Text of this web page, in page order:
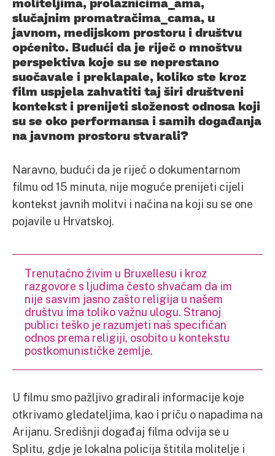
slučajnim promatračima_cama, u
javnom, medijskom prostoru i društvu
općenito. Budući da je riječ o mnoštvu
perspektiva koje su se neprestano
suočavale i preklapale, koliko ste kroz
film uspjela zahvatiti taj širi društveni
kontekst i prenijeti složenost odnosa koji
su se oko performansa i samih događanja
na javnom prostoru stvarali?
Naravno, budući da je riječ o dokumentarnom
filmu od 15 minuta, nije moguće prenijeti cijeli
kontekst javnih molitvi i načina na koji su se one
pojavile u Hrvatskoj.
Trenutačno živim u Bruxellesu i kroz
razgovore s ljudima često shvaćam da im
nije sasvim jasno zašto religija u našem
društvu ima toliko važnu ulogu. Stranoj
publici teško je razumjeti naš specifičan
odnos prema religiji, osobito u kontekstu
postkomunističke zemlje.
U filmu smo pažljivo gradirali informacije koje
otkrivamo gledateljima, kao i priču o napadima na
Arijanu. Središnji događaj filma odvija se u
Splitu, gdje je lokalna policija štitila molitelje i